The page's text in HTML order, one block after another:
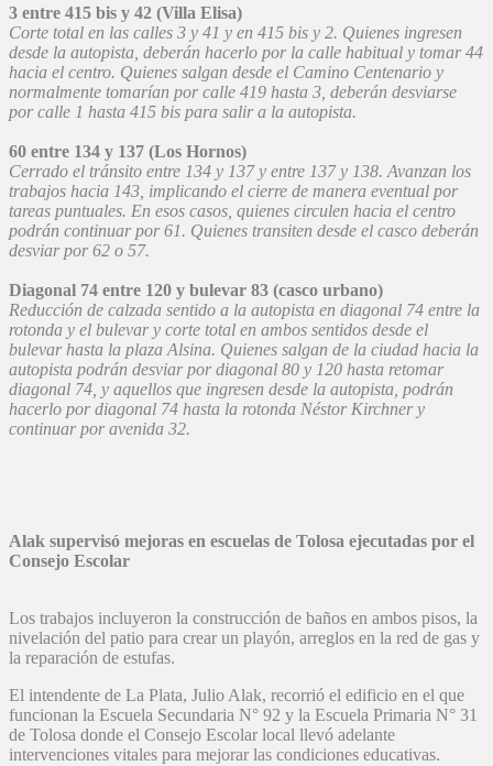
3 entre 415 bis y 42 (Villa Elisa)
Corte total en las calles 3 y 41 y en 415 bis y 2. Quienes ingresen
desde la autopista, deberán hacerlo por la calle habitual y tomar 44
hacia el centro. Quienes salgan desde el Camino Centenario y
normalmente tomarían por calle 419 hasta 3, deberán desviarse
por calle 1 hasta 415 bis para salir a la autopista.
60 entre 134 y 137 (Los Hornos)
Cerrado el tránsito entre 134 y 137 y entre 137 y 138. Avanzan los
trabajos hacia 143, implicando el cierre de manera eventual por
tareas puntuales. En esos casos, quienes circulen hacia el centro
podrán continuar por 61. Quienes transiten desde el casco deberán
desviar por 62 o 57.
Diagonal 74 entre 120 y bulevar 83 (casco urbano)
Reducción de calzada sentido a la autopista en diagonal 74 entre la
rotonda y el bulevar y corte total en ambos sentidos desde el
bulevar hasta la plaza Alsina. Quienes salgan de la ciudad hacia la
autopista podrán desviar por diagonal 80 y 120 hasta retomar
diagonal 74, y aquellos que ingresen desde la autopista, podrán
hacerlo por diagonal 74 hasta la rotonda Néstor Kirchner y
continuar por avenida 32.
Alak supervisó mejoras en escuelas de Tolosa ejecutadas por el
Consejo Escolar
Los trabajos incluyeron la construcción de baños en ambos pisos, la
nivelación del patio para crear un playón, arreglos en la red de gas y
la reparación de estufas.
El intendente de La Plata, Julio Alak, recorrió el edificio en el que
funcionan la Escuela Secundaria N° 92 y la Escuela Primaria N° 31
de Tolosa donde el Consejo Escolar local llevó adelante
intervenciones vitales para mejorar las condiciones educativas.